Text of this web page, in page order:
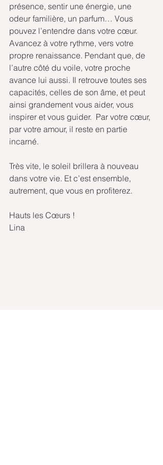
présence, sentir une énergie, une
odeur familière, un parfum… Vous
pouvez l’entendre dans votre cœur.
Avancez à votre rythme, vers votre
propre renaissance. Pendant que, de
l’autre côté du voile, votre proche
avance lui aussi. Il retrouve toutes ses
capacités, celles de son âme, et peut
ainsi grandement vous aider, vous
inspirer et vous guider.  Par votre cœur,
par votre amour, il reste en partie
incarné.
Très vite, le soleil brillera à nouveau
dans votre vie. Et c’est ensemble,
autrement, que vous en profiterez.
Hauts les Cœurs !
Lina